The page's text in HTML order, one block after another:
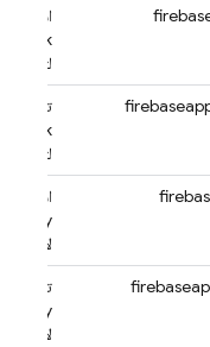
استرداد
لتطبيق
تعديل
لتطبيق
استرداد
لأحد
تعديل
لأحد